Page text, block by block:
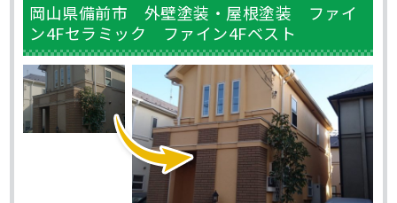
岡山県備前市 外壁塗装・屋根塗装 ファイ
ン4Fセラミック ファイン4Fベスト